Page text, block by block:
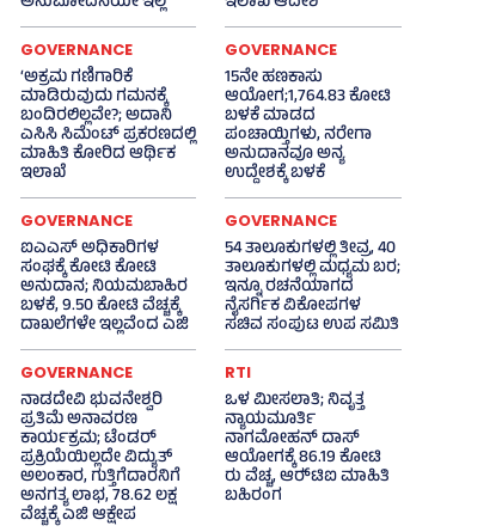
GOVERNANCE
‘ಅಕ್ರಮ ಗಣಿಗಾರಿಕೆ
ಮಾಡಿರುವುದು ಗಮನಕ್ಕೆ
ಬಂದಿರಲಿಲ್ಲವೇ?; ಅದಾನಿ
ಎಸಿಸಿ ಸಿಮೆಂಟ್ ಪ್ರಕರಣದಲ್ಲಿ
ಮಾಹಿತಿ ಕೋರಿದ ಆರ್ಥಿಕ
ಇಲಾಖೆ
GOVERNANCE
15ನೇ ಹಣಕಾಸು
ಆಯೋಗ;1,764.83 ಕೋಟಿ
ಬಳಕೆ ಮಾಡದ
ಪಂಚಾಯ್ತಿಗಳು, ನರೇಗಾ
ಅನುದಾನವೂ ಅನ್ಯ
ಉದ್ದೇಶಕ್ಕೆ ಬಳಕೆ
GOVERNANCE
ಐಎಎಸ್‌ ಅಧಿಕಾರಿಗಳ
ಸಂಘಕ್ಕೆ ಕೋಟಿ ಕೋಟಿ
ಅನುದಾನ; ನಿಯಮಬಾಹಿರ
ಬಳಕೆ, 9.50 ಕೋಟಿ ವೆಚ್ಚಕ್ಕೆ
ದಾಖಲೆಗಳೇ ಇಲ್ಲವೆಂದ ಎಜಿ
GOVERNANCE
54 ತಾಲೂಕುಗಳಲ್ಲಿ ತೀವ್ರ, 40
ತಾಲೂಕುಗಳಲ್ಲಿ ಮಧ್ಯಮ ಬರ;
ಇನ್ನೂ ರಚನೆಯಾಗದ
ನೈಸರ್ಗಿಕ ವಿಕೋಪಗಳ
ಸಚಿವ ಸಂಪುಟ ಉಪ ಸಮಿತಿ
GOVERNANCE
ನಾಡದೇವಿ ಭುವನೇಶ್ವರಿ
ಪ್ರತಿಮೆ ಅನಾವರಣ
ಕಾರ್ಯಕ್ರಮ; ಟೆಂಡರ್
ಪ್ರಕ್ರಿಯೆಯಿಲ್ಲದೇ ವಿದ್ಯುತ್‌
ಅಲಂಕಾರ, ಗುತ್ತಿಗೆದಾರನಿಗೆ
ಅನಗತ್ಯ ಲಾಭ, 78.62 ಲಕ್ಷ
ವೆಚ್ಚಕ್ಕೆ ಎಜಿ ಆಕ್ಷೇಪ
RTI
ಒಳ ಮೀಸಲಾತಿ; ನಿವೃತ್ತ
ನ್ಯಾಯಮೂರ್ತಿ
ನಾಗಮೋಹನ್ ದಾಸ್
ಆಯೋಗಕ್ಕೆ 86.19 ಕೋಟಿ
ರು ವೆಚ್ಚ, ಆರ್‍‌ಟಿಐ ಮಾಹಿತಿ
ಬಹಿರಂಗ